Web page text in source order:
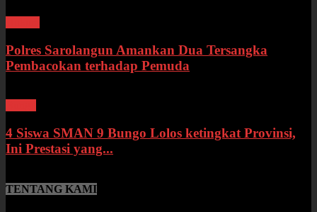
Polres Sarolangun Amankan Dua Tersangka
Pembacokan terhadap Pemuda
4 Siswa SMAN 9 Bungo Lolos ketingkat Provinsi,
Ini Prestasi yang...
TENTANG KAMI